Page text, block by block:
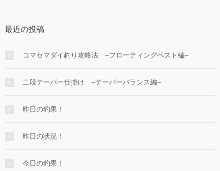
最近の投稿
コマセマダイ釣り攻略法 −フローティングベスト編−
二段テーパー仕掛け −テーパーバランス編−
昨日の釣果！
昨日の状況！
今日の釣果！